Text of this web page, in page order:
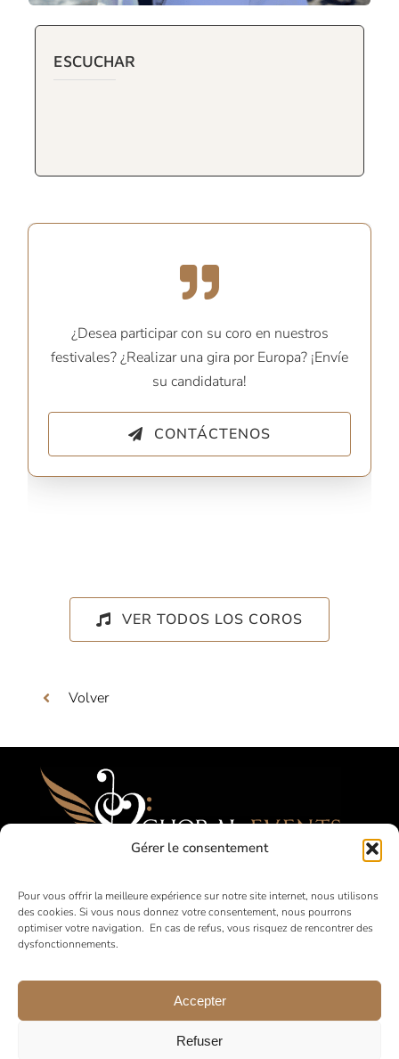
Gérer le consentement
Pour vous offrir la meilleure expérience sur notre site internet, nous utilisons
des cookies. Si vous nous donnez votre consentement, nous pourrons
optimiser votre navigation. En cas de refus, vous risquez de rencontrer des
dysfonctionnements.
Accepter
Refuser
ESCUCHAR
¿Desea participar con su coro en nuestros
festivales? ¿Realizar una gira por Europa? ¡Envíe
su candidatura!
CONTÁCTENOS
VER TODOS LOS COROS
Volver
Festivales, Concours, Giras para Coros
Aficionados
en Francia y a nivel internacional